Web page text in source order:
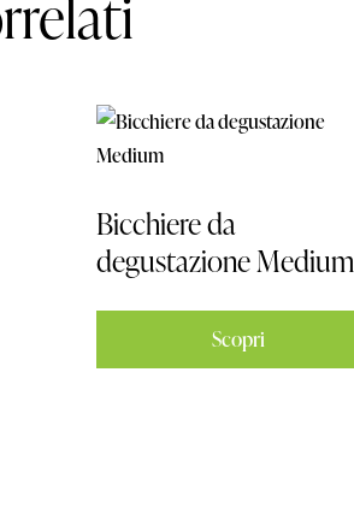
Bicchiere da
degustazione Medium
Scopri